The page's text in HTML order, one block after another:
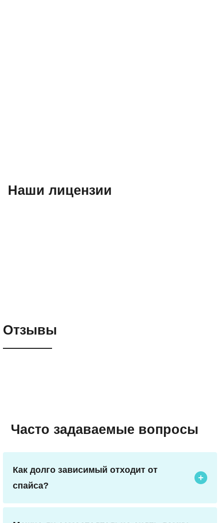
Наши лицензии
Отзывы
Часто задаваемые вопросы
Как долго зависимый отходит от
спайса?